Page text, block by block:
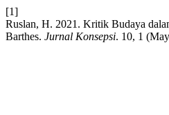
[1]
Ruslan, H. 2021. Kritik Budaya
Barthes. Jurnal Konsepsi. 10, 1